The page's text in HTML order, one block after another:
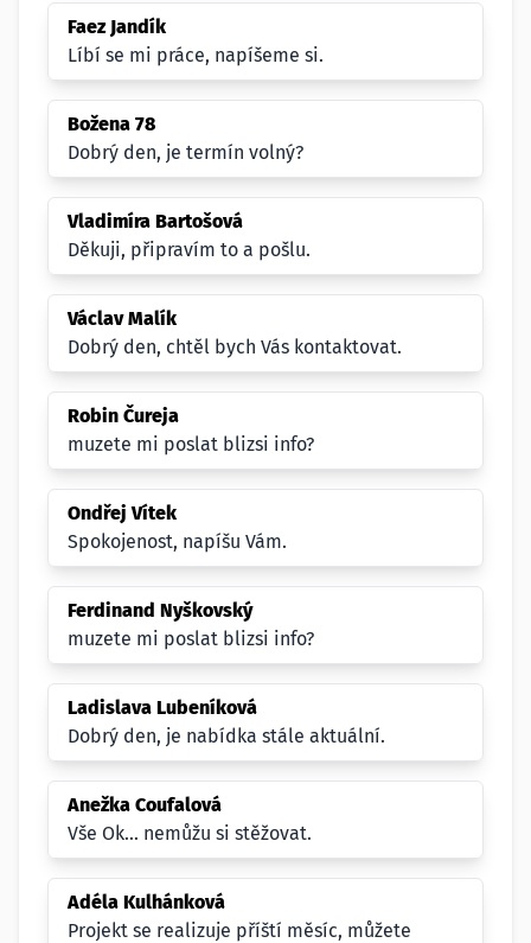
Faez Jandík
Líbí se mi práce, napíšeme si.
Božena 78
Dobrý den, je termín volný?
Vladimíra Bartošová
Děkuji, připravím to a pošlu.
Václav Malík
Dobrý den, chtěl bych Vás kontaktovat.
Robin Čureja
muzete mi poslat blizsi info?
Ondřej Vítek
Spokojenost, napíšu Vám.
Ferdinand Nyškovský
muzete mi poslat blizsi info?
Ladislava Lubeníková
Dobrý den, je nabídka stále aktuální.
Anežka Coufalová
Vše Ok... nemůžu si stěžovat.
Adéla Kulhánková
Projekt se realizuje příští měsíc, můžete